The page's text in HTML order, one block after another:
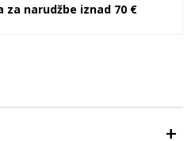
za narudžbe iznad 70 €